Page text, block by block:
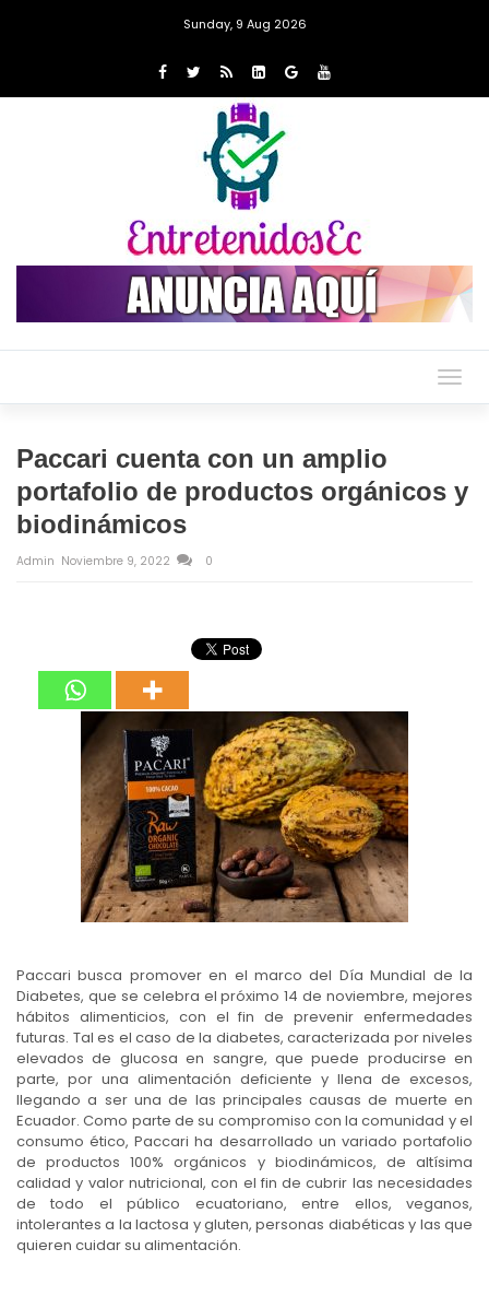
Sunday, 9 Aug 2026
Paccari cuenta con un amplio
portafolio de productos orgánicos y
biodinámicos
Admin Noviembre 9, 2022 0
Paccari busca promover en el marco del Día Mundial de la
Diabetes, que se celebra el próximo 14 de noviembre, mejores
hábitos alimenticios, con el fin de prevenir enfermedades
futuras. Tal es el caso de la diabetes, caracterizada por niveles
elevados de glucosa en sangre, que puede producirse en
parte, por una alimentación deficiente y llena de excesos,
llegando a ser una de las principales causas de muerte en
Ecuador. Como parte de su compromiso con la comunidad y el
consumo ético, Paccari ha desarrollado un variado portafolio
de productos 100% orgánicos y biodinámicos, de altísima
calidad y valor nutricional, con el fin de cubrir las necesidades
de todo el público ecuatoriano, entre ellos, veganos,
intolerantes a la lactosa y gluten, personas diabéticas y las que
quieren cuidar su alimentación.